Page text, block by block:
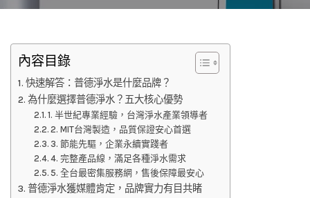
內容目錄
快速解答：普德淨水是什麼品牌？
為什麼選擇普德淨水？五大核心優勢
1. 半世紀專業經驗，台灣淨水產業領導者
2. MIT台灣製造，品質保證安心首選
3. 節能先驅，企業永續實踐者
4. 完整產品線，滿足各種淨水需求
5. 全台最密集服務網，售後保障最安心
普德淨水獲媒體肯定，品牌實力有目共睹